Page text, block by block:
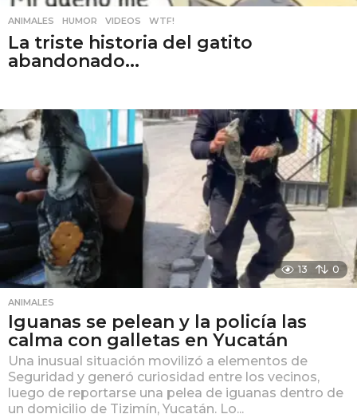
ANIMALES ,HUMOR ,VIDEOS ,WTF!
La triste historia del gatito
abandonado...
13 0
ANIMALES
Iguanas se pelean y la policía las
calma con galletas en Yucatán
Una inusual situación movilizó a elementos de
Seguridad y generó curiosidad entre los vecinos,
luego de reportarse una pelea de iguanas dentro de
un domicilio de Tizimín, Yucatán. Lo...